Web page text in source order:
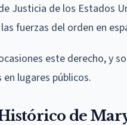
Justicia de los Estados
fuerzas del orden en
este derecho, y
lugares públicos.
Histórico de